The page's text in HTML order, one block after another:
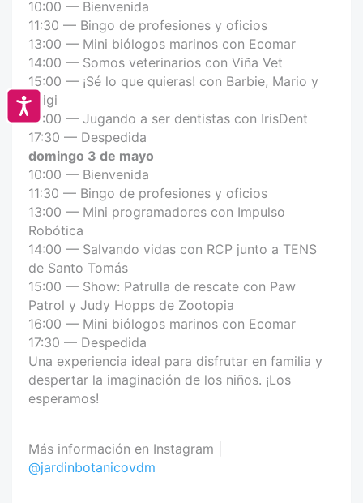
Accesibilidad
10:00 — Bienvenida
11:30 — Bingo de profesiones y oficios
13:00 — Mini biólogos marinos con Ecomar
14:00 — Somos veterinarios con Viña Vet
15:00 — ¡Sé lo que quieras! con Barbie, Mario y
Luigi
16:00 — Jugando a ser dentistas con IrisDent
17:30 — Despedida
domingo 3 de mayo
10:00 — Bienvenida
11:30 — Bingo de profesiones y oficios
13:00 — Mini programadores con Impulso
Robótica
14:00 — Salvando vidas con RCP junto a TENS
de Santo Tomás
15:00 — Show: Patrulla de rescate con Paw
Patrol y Judy Hopps de Zootopia
16:00 — Mini biólogos marinos con Ecomar
17:30 — Despedida
Una experiencia ideal para disfrutar en familia y
despertar la imaginación de los niños. ¡Los
esperamos!
Más información en Instagram |
@jardinbotanicovdm